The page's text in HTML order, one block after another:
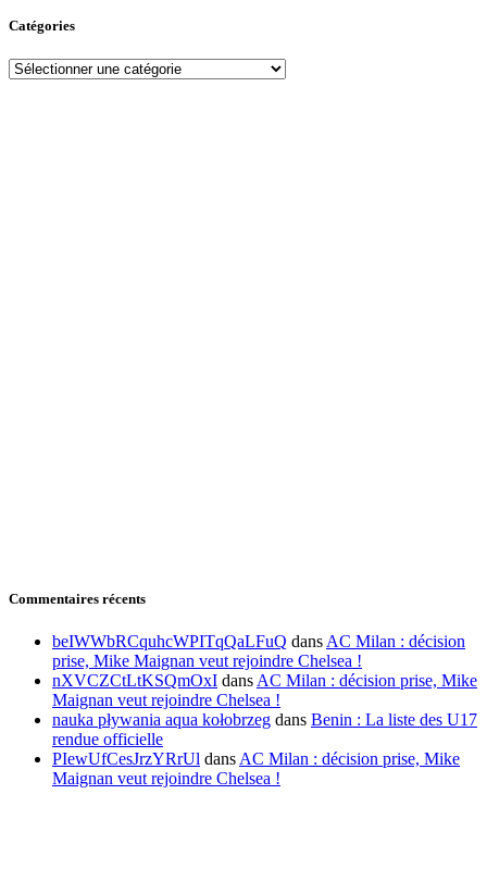
Catégories
Catégories
Commentaires récents
beIWWbRCquhcWPITqQaLFuQ dans AC Milan : décision
prise, Mike Maignan veut rejoindre Chelsea !
nXVCZCtLtKSQmOxI dans AC Milan : décision prise, Mike
Maignan veut rejoindre Chelsea !
nauka pływania aqua kołobrzeg dans Benin : La liste des U17
rendue officielle
PIewUfCesJrzYRrUl dans AC Milan : décision prise, Mike
Maignan veut rejoindre Chelsea !